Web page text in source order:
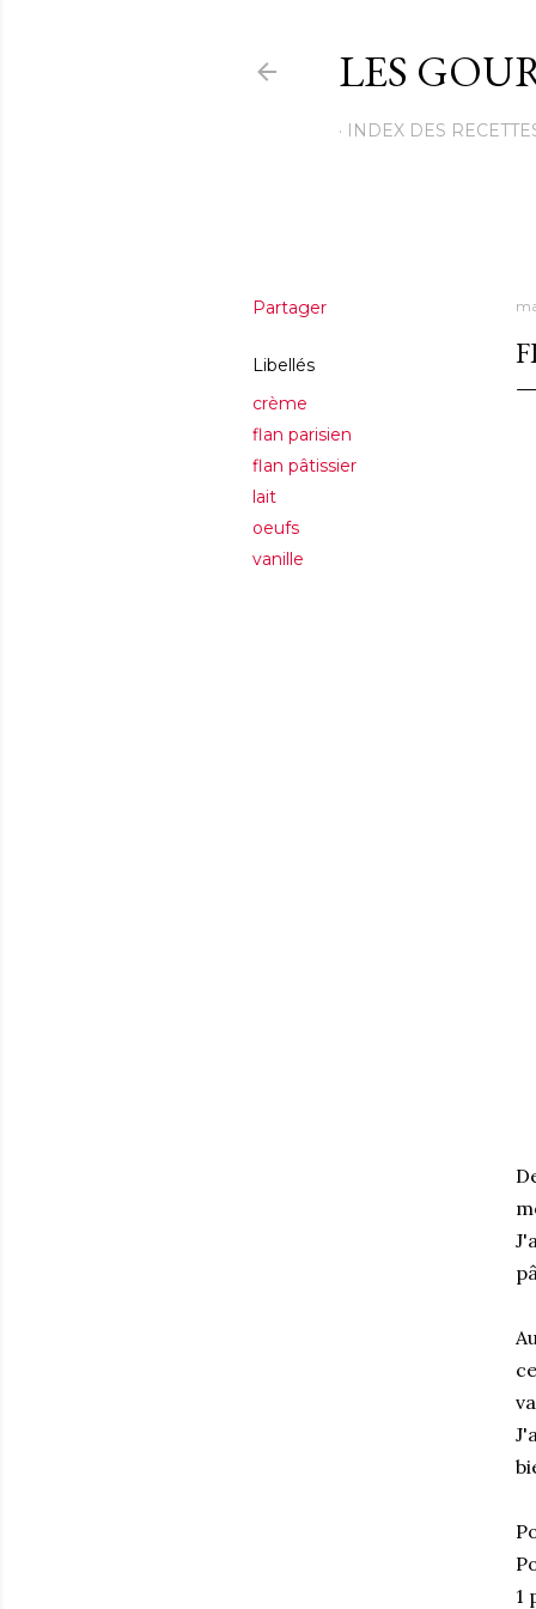
LES
INDEX DES
Partager
Libellés
crème
flan parisien
flan pâtissier
lait
oeufs
vanille
1